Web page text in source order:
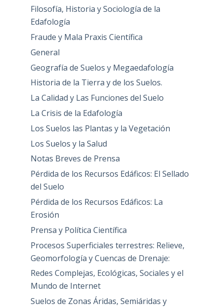
Filosofía, Historia y Sociología de la
Edafología
Fraude y Mala Praxis Científica
General
Geografía de Suelos y Megaedafología
Historia de la Tierra y de los Suelos.
La Calidad y Las Funciones del Suelo
La Crisis de la Edafología
Los Suelos las Plantas y la Vegetación
Los Suelos y la Salud
Notas Breves de Prensa
Pérdida de los Recursos Edáficos: El Sellado
del Suelo
Pérdida de los Recursos Edáficos: La
Erosión
Prensa y Política Científica
Procesos Superficiales terrestres: Relieve,
Geomorfología y Cuencas de Drenaje:
Redes Complejas, Ecológicas, Sociales y el
Mundo de Internet
Suelos de Zonas Áridas, Semiáridas y